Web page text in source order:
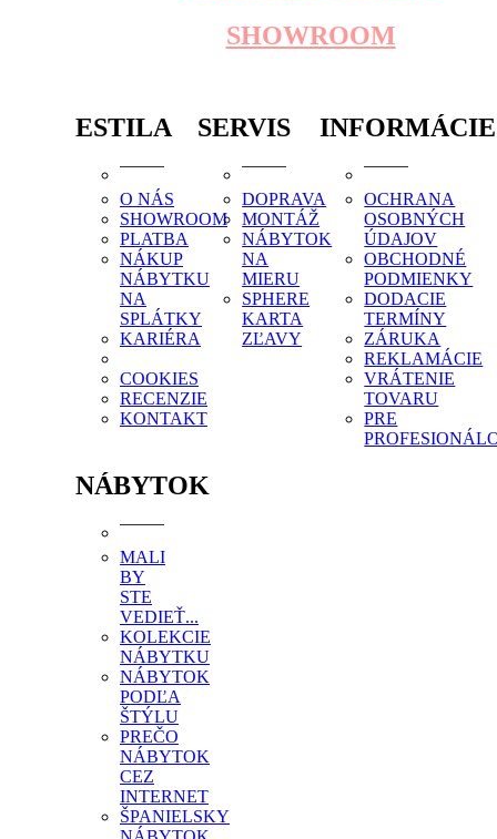
SHOWROOM
ESTILA
O NÁS
SHOWROOM
PLATBA
NÁKUP
NÁBYTKU
NA
SPLÁTKY
KARIÉRA
COOKIES
RECENZIE
KONTAKT
SERVIS
DOPRAVA
MONTÁŽ
NÁBYTOK
NA
MIERU
SPHERE
KARTA
ZĽAVY
INFORMÁCIE
OCHRANA
OSOBNÝCH
ÚDAJOV
OBCHODNÉ
PODMIENKY
DODACIE
TERMÍNY
ZÁRUKA
REKLAMÁCIE
VRÁTENIE
TOVARU
PRE
NÁBYTOK
MALI
BY
STE
VEDIEŤ...
KOLEKCIE
NÁBYTKU
NÁBYTOK
PODĽA
ŠTÝLU
PREČO
NÁBYTOK
CEZ
INTERNET
ŠPANIELSKY